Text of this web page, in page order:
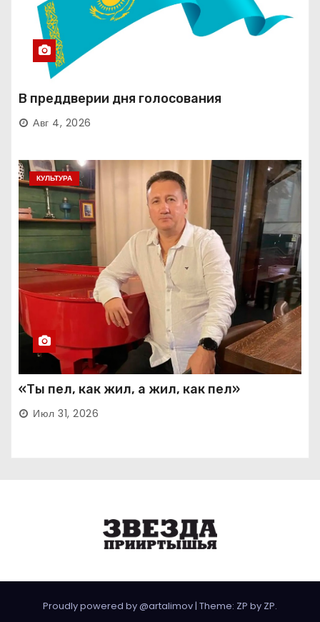
В преддверии дня голосования
Авг 4, 2026
КУЛЬТУРА
«Ты пел, как жил, а жил, как пел»
Июл 31, 2026
Proudly powered by @artalimov | Theme: ZP by ZP.